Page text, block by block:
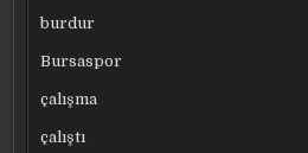
burdur
Bursaspor
çalışma
çalıştı